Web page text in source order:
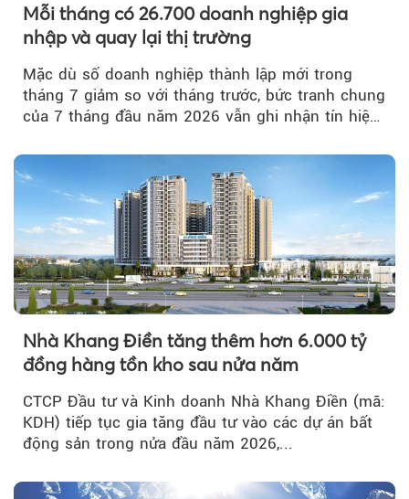
Mỗi tháng có 26.700 doanh nghiệp gia
nhập và quay lại thị trường
Mặc dù số doanh nghiệp thành lập mới trong
tháng 7 giảm so với tháng trước, bức tranh chung
của 7 tháng đầu năm 2026 vẫn ghi nhận tín hiệu
Nhà Khang Điền tăng thêm hơn 6.000 tỷ
đồng hàng tồn kho sau nửa năm
CTCP Đầu tư và Kinh doanh Nhà Khang Điền (mã:
KDH) tiếp tục gia tăng đầu tư vào các dự án bất
động sản trong nửa đầu năm 2026,...